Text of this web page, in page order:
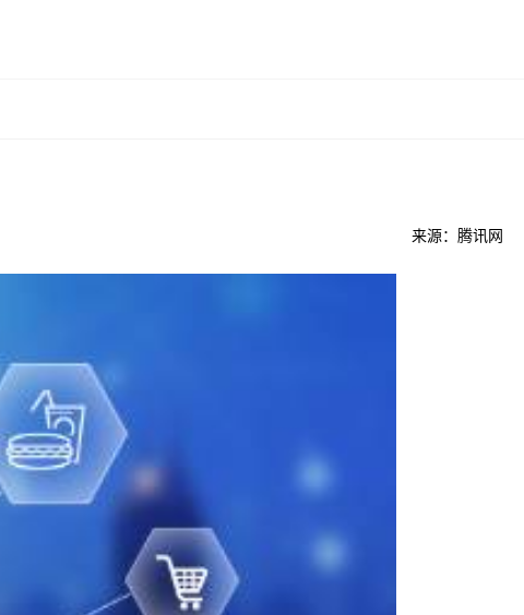
来源：腾讯网